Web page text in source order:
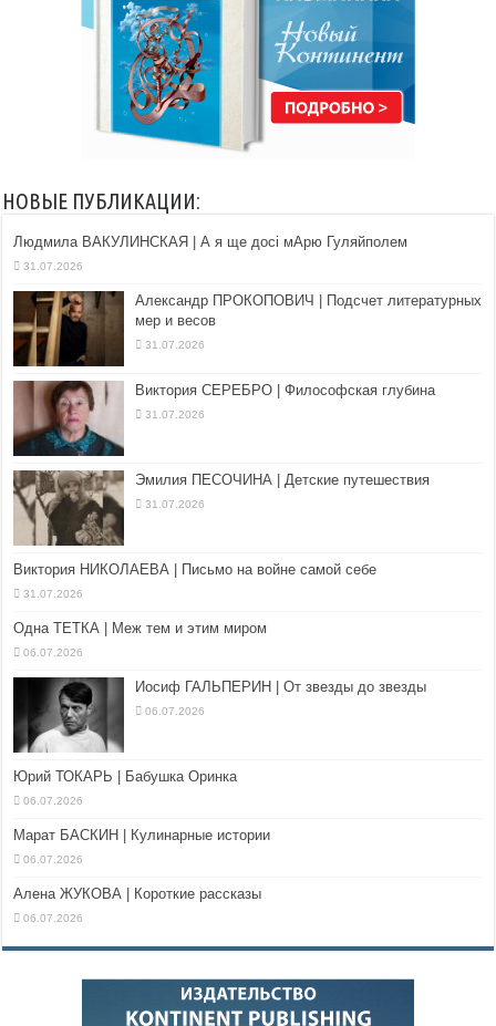
НОВЫЕ ПУБЛИКАЦИИ:
Людмила ВАКУЛИНСКАЯ | А я ще досі мАрю Гуляйполем
31.07.2026
Александр ПРОКОПОВИЧ | Подсчет литературных
мер и весов
31.07.2026
Виктория СЕРЕБРО | Философская глубина
31.07.2026
Эмилия ПЕСОЧИНА | Детские путешествия
31.07.2026
Виктория НИКОЛАЕВА | Письмо на войне самой себе
31.07.2026
Одна ТЕТКА | Меж тем и этим миром
06.07.2026
Иосиф ГАЛЬПЕРИН | От звезды до звезды
06.07.2026
Юрий ТОКАРЬ | Бабушка Оринка
06.07.2026
Марат БАСКИН | Кулинарные истории
06.07.2026
Алена ЖУКОВА | Короткие рассказы
06.07.2026